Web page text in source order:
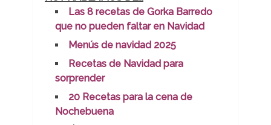
Las 8 recetas de Gorka Barredo
que no pueden faltar en Navidad
Menús de navidad 2025
Recetas de Navidad para
sorprender
20 Recetas para la cena de
Nochebuena